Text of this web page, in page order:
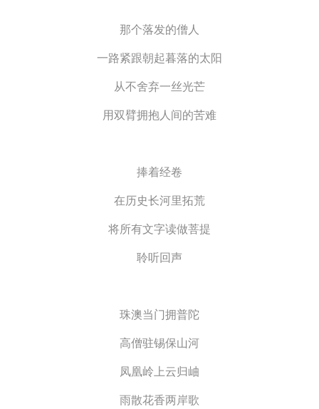
那个落发的僧人
一路紧跟朝起暮落的太阳
从不舍弃一丝光芒
用双臂拥抱人间的苦难
捧着经卷
在历史长河里拓荒
将所有文字读做菩提
聆听回声
珠澳当门拥普陀
高僧驻锡保山河
凤凰岭上云归岫
雨散花香两岸歌